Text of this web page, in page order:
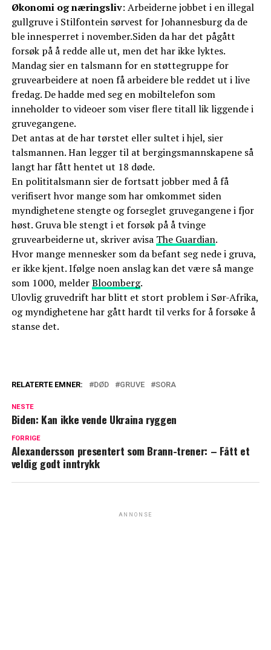
Økonomi og næringsliv: Arbeiderne jobbet i en illegal
gullgruve i Stilfontein sørvest for Johannesburg da de
ble innesperret i november.Siden da har det pågått
forsøk på å redde alle ut, men det har ikke lyktes.
Mandag sier en talsmann for en støttegruppe for
gruvearbeidere at noen få arbeidere ble reddet ut i live
fredag. De hadde med seg en mobiltelefon som
inneholder to videoer som viser flere titall lik liggende i
gruvegangene.
Det antas at de har tørstet eller sultet i hjel, sier
talsmannen. Han legger til at bergingsmannskapene så
langt har fått hentet ut 18 døde.
En polititalsmann sier de fortsatt jobber med å få
verifisert hvor mange som har omkommet siden
myndighetene stengte og forseglet gruvegangene i fjor
høst. Gruva ble stengt i et forsøk på å tvinge
gruvearbeiderne ut, skriver avisa The Guardian.
Hvor mange mennesker som da befant seg nede i gruva,
er ikke kjent. Ifølge noen anslag kan det være så mange
som 1000, melderBloomberg.
Ulovlig gruvedrift har blitt et stort problem i Sør-Afrika,
og myndighetene har gått hardt til verks for å forsøke å
stanse det.
RELATERTE EMNER: DØD GRUVE SORA
NESTE
Biden: Kan ikke vende Ukraina ryggen
FORRIGE
Alexandersson presentert som Brann-trener: – Fått et
veldig godt inntrykk
ANNONSE